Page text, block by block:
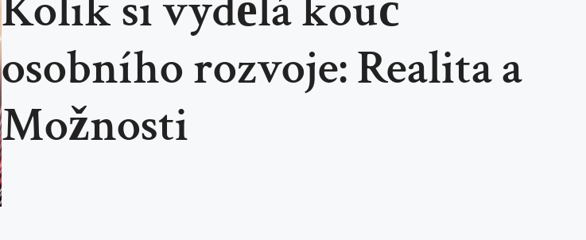
osobního rozvoje: Realita a
Možnosti